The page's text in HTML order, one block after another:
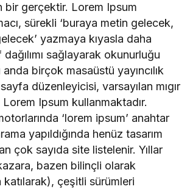
bir gerçektir. Lorem Ipsum
sürekli ‘buraya metin gelecek,
yazmaya kıyasla daha
sağlayarak okunurluğu
anda birçok masaüstü yayıncılık
düzenleyicisi, varsayılan mıgır
Ipsum kullanmaktadır.
‘lorem ipsum’ anahtar
yapıldığında henüz tasarım
çok sayıda site listelenir. Yıllar
bazen bilinçli olarak
çeşitli sürümleri